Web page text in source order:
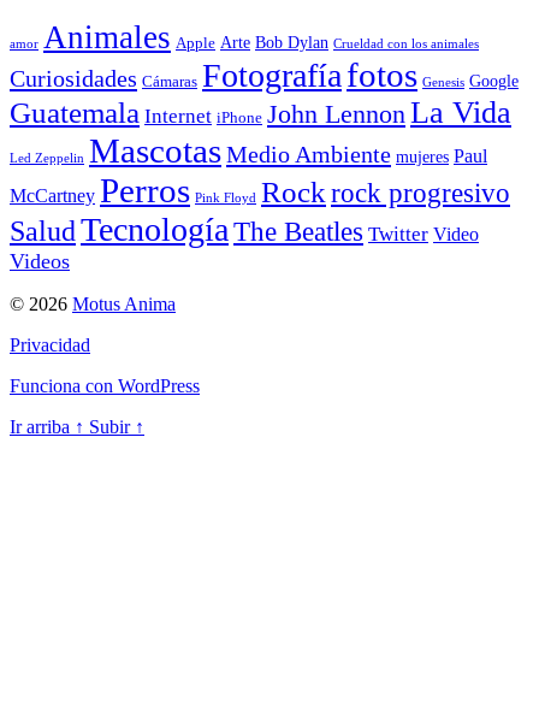
amor Animales Apple Arte Bob Dylan Crueldad con los animales
Curiosidades Cámaras Fotografíafotos Genesis Google
Guatemala Internet iPhone John Lennon La Vida
Led Zeppelin MascotasMedio Ambiente mujeres Paul
McCartney Perros Pink Floyd Rock rock progresivo
SaludTecnología The Beatles Twitter Video
Videos
© 2026 Motus Anima
Privacidad
Funciona con WordPress
Ir arriba ↑ Subir ↑